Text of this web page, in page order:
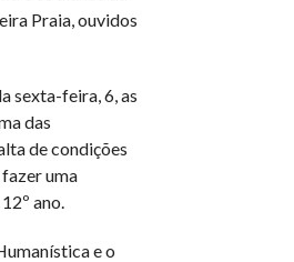
Praia, ouvidos
sexta-feira, 6, as
das
de condições
uma
ano.
e o